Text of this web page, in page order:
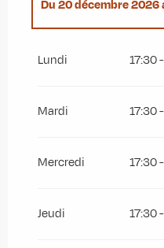
Du20 décembre 2026
Lundi 17:30
Mardi 17:30 -
Mercredi 17:30 -
Jeudi 17:30 -